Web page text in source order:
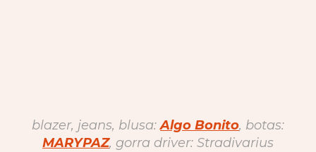
blazer, jeans, blusa:Algo Bonito, botas:
MARYPAZ, gorra driver: Stradivarius